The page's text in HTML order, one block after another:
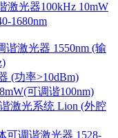
激光器100kHz 10mW
1680nm
激光器 1550nm (输
(功率>10dBm)
可调谐100nm)
激光系统 Lion (外腔
可调谐激光器 1528-